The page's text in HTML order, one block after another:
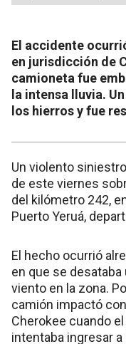
El accidente
en jurisdicción de
camioneta fue
la intensa lluvia.
los hierros y fue
Un violento
de este viernes
del kilómetro 242,
Puerto Yeruá,
El hecho ocurrió
en que se
viento en la zona.
camión impactó
Cherokee cuando
intentaba ingresar a